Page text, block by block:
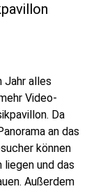
Jahr alles
Video-
Da
an das
können
und das
Außerdem